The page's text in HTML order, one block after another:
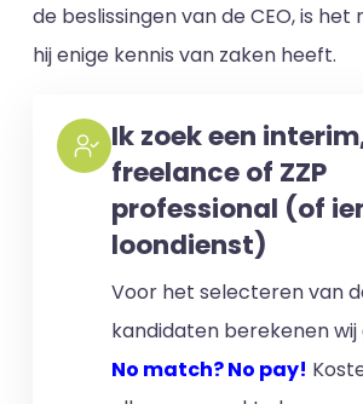
de beslissingen van de CEO, is het
hij enige kennis van zaken heeft.
Ik zoek een
freelance of ZZP
professional (of
loondienst)
Voor het selecteren van
kandidaten berekenen wij
No match? No pay!